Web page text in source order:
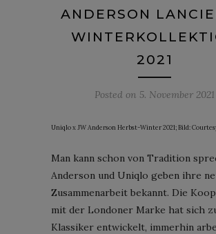
ANDERSON
2021
Posted on 5. November 2021
Uniqlo x JW Anderson Herbst-Winter 2021; Bild:
Man kann schon von Tradition
Anderson und Uniqlo geben ihre
Zusammenarbeit bekannt. Die
mit der Londoner Marke hat sich
Klassiker entwickelt, immerhin